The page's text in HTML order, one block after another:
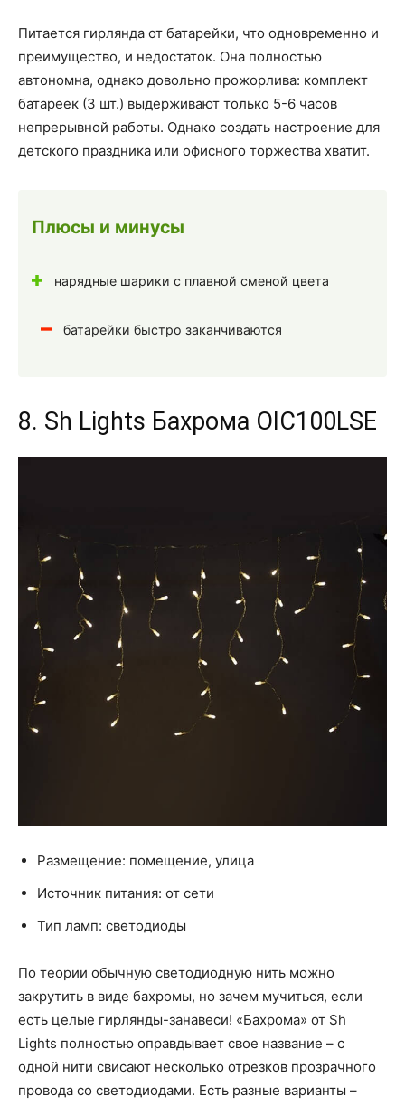
Питается гирлянда от батарейки, что одновременно и
преимущество, и недостаток. Она полностью
автономна, однако довольно прожорлива: комплект
батареек (3 шт.) выдерживают только 5-6 часов
непрерывной работы. Однако создать настроение для
детского праздника или офисного торжества хватит.
Плюсы и минусы
нарядные шарики с плавной сменой цвета
батарейки быстро заканчиваются
8. Sh Lights Бахрома OIC100LSE
Размещение: помещение, улица
Источник питания: от сети
Тип ламп: светодиоды
По теории обычную светодиодную нить можно
закрутить в виде бахромы, но зачем мучиться, если
есть целые гирлянды-занавеси! «Бахрома» от Sh
Lights полностью оправдывает свое название – с
одной нити свисают несколько отрезков прозрачного
провода со светодиодами. Есть разные варианты –